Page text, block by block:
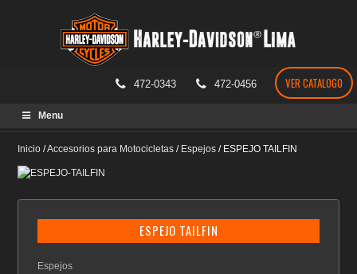
472-0343 472-0456 VER CATALOGO
Menu
Inicio /Accesorios para Motocicletas / Espejos / ESPEJO TAILFIN
ESPEJO TAILFIN
Espejos